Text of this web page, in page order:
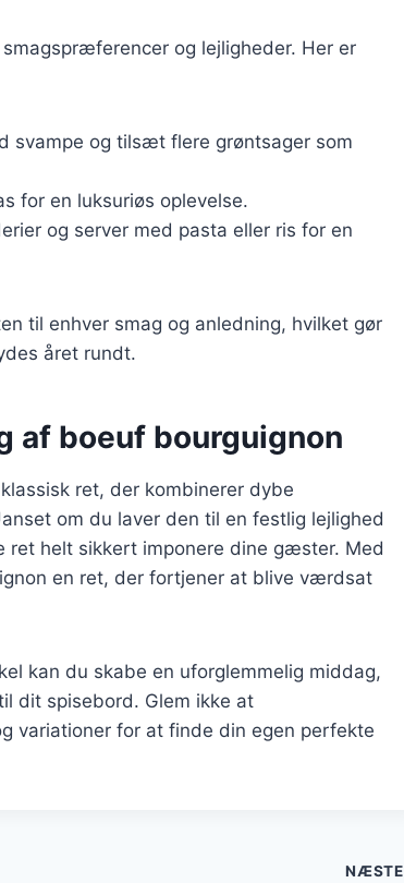
og lejligheder. Her er
svampe og tilsæt flere grøntsager som
for en luksuriøs oplevelse.
og server med pasta eller ris for en
til enhver smag og anledning, hvilket gør
året rundt.
af boeuf bourguignon
ret, der kombinerer dybe
om du laver den til en festlig lejlighed
ret helt sikkert imponere dine gæster. Med
en ret, der fortjener at blive værdsat
kan du skabe en uforglemmelig middag,
dit spisebord. Glem ikke at
variationer for at finde din egen perfekte
NÆSTE